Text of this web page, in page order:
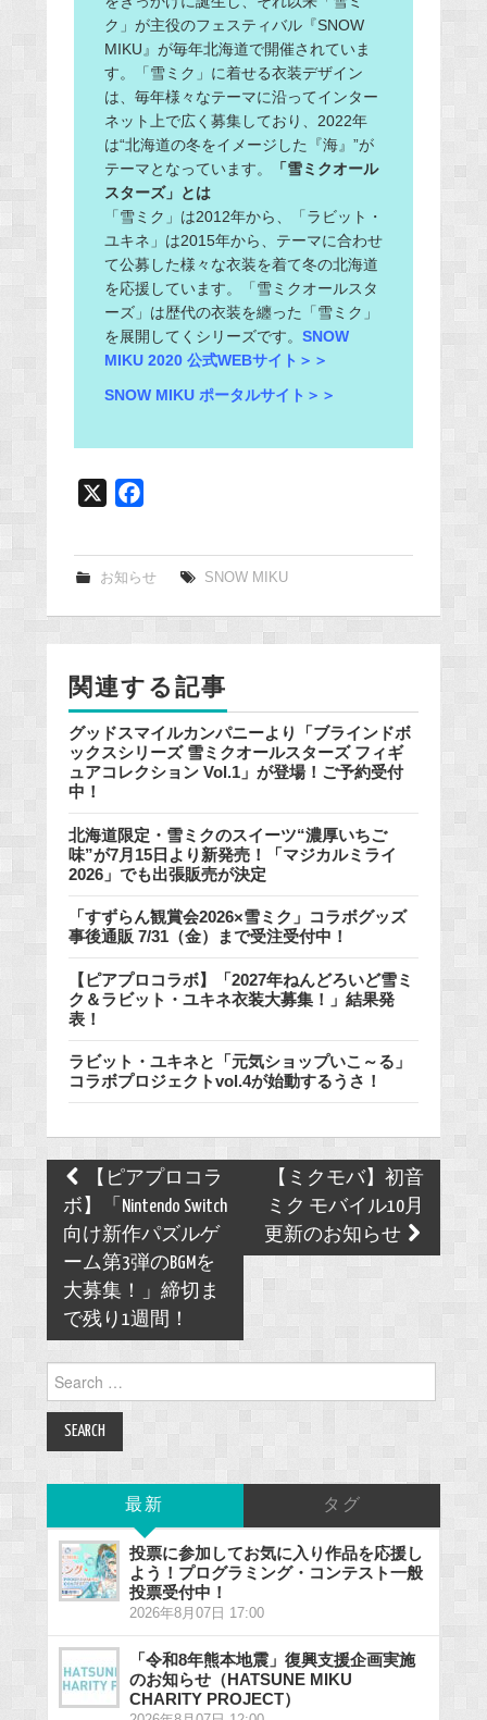
ク」が主役のフェスティバル『SNOW
MIKU』が毎年北海道で開催されていま
す。「雪ミク」に着せる衣装デザイン
は、毎年様々なテーマに沿ってインター
ネット上で広く募集しており、2022年
は“北海道の冬をイメージした『海』”が
テーマとなっています。
「雪ミクオール
スターズ」とは
「雪ミク」は2012年から、「ラビット・
ユキネ」は2015年から、テーマに合わせ
て公募した様々な衣装を着て冬の北海道
を応援しています。「雪ミクオールスタ
ーズ」は歴代の衣装を纏った「雪ミク」
を展開してくシリーズです。 SNOW
MIKU 2020 公式WEBサイト＞＞
SNOW MIKU ポータルサイト＞＞
e
o
k
お知らせ SNOW MIKU
関連する記事
グッドスマイルカンパニーより「ブラインドボ
ックスシリーズ 雪ミクオールスターズ フィギ
ュアコレクション Vol.1」が登場！ご予約受付
中！
北海道限定・雪ミクのスイーツ“濃厚いちご
味”が7月15日より新発売！「マジカルミライ
2026」でも出張販売が決定
「すずらん観賞会2026×雪ミク」コラボグッズ
事後通販 7/31（金）まで受注受付中！
【ピアプロコラボ】「2027年ねんどろいど雪ミ
ク＆ラビット・ユキネ衣装大募集！」結果発
表！
ラビット・ユキネと「元気ショップいこ～る」
コラボプロジェクトvol.4が始動するうさ！
Post
navigation
【ピアプロコラ
ボ】「Nintendo Switch
向け新作パズルゲ
ーム第3弾のBGMを
大募集！」締切ま
で残り1週間！
【ミクモバ】初音
ミク モバイル10月
更新のお知らせ
for:
最新 タグ
投票に参加してお気に入り作品を応援し
よう！プログラミング・コンテスト一般
投票受付中！
2026年8月07日 17:00
「令和8年熊本地震」復興支援企画実施
のお知らせ（HATSUNE MIKU
CHARITY PROJECT）